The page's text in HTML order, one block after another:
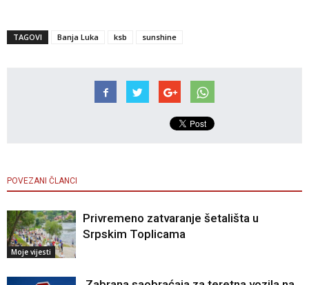
TAGOVI Banja Luka ksb sunshine
POVEZANI ČLANCI
Moje vijesti
Privremeno zatvaranje šetališta u
Srpskim Toplicama